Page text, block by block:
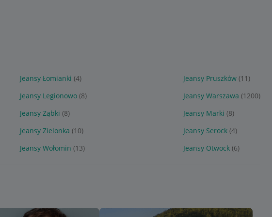
Jeansy Łomianki (4) Jeansy Pruszków (11)
Jeansy Legionowo (8) Jeansy Warszawa (1200)
Jeansy Ząbki (8) Jeansy Marki (8)
Jeansy Zielonka (10) Jeansy Serock (4)
Jeansy Wołomin (13) Jeansy Otwock (6)